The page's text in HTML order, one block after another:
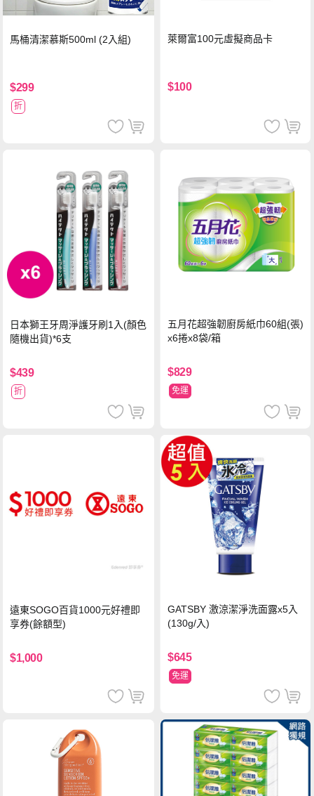
馬桶清潔慕斯500ml (2入組)
$299
折
萊爾富100元虛擬商品卡
$100
日本獅王牙周淨護牙刷1入(顏色
隨機出貨)*6支
$439
折
五月花超強韌廚房紙巾60組(張)
x6捲x8袋/箱
$829
免運
遠東SOGO百貨1000元好禮即
享券(餘額型)
$1,000
GATSBY 激涼潔淨洗面露x5入
(130g/入)
$645
免運